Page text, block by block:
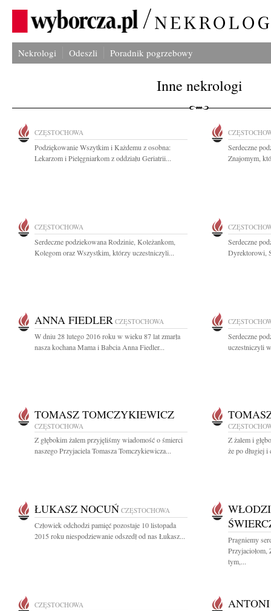
Nekrologi Odeszli Poradnik pogrzebowy
Inne nekrologi
CZĘSTOCHOWA
Podziękowanie Wszytkim i Każdemu z osobna:
Lekarzom i Pielęgniarkom z oddziału Geriatrii...
Serdeczne
Znajomym,
CZĘSTOCHOWA
Serdeczne podziekowana Rodzinie, Koleżankom,
Kolegom oraz Wszystkim, którzy uczestniczyli...
Serdeczne
Dyrektorowi,
ANNA FIEDLER CZĘSTOCHOWA
W dniu 28 lutego 2016 roku w wieku 87 lat zmarła
nasza kochana Mama i Babcia Anna Fiedler...
Serdeczne
uczestniczyli
TOMASZ TOMCZYKIEWICZ
CZĘSTOCHOWA
Z głębokim żalem przyjęliśmy wiadomość o śmierci
naszego Przyjaciela Tomasza Tomczykiewicza...
Z żalem i
że po długiej i
ŁUKASZ NOCUŃ CZĘSTOCHOWA
Człowiek odchodzi pamięć pozostaje 10 listopada
2015 roku niespodziewanie odszedł od nas Łukasz...
Pragniemy
Przyjaciołom,
tym,...
CZĘSTOCHOWA